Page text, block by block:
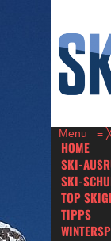
Menu ≡
HOME
SKI-
SKI-
TOP
TIPPS